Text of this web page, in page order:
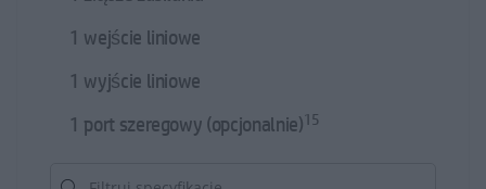
1 wejście liniowe
1 wyjście liniowe
1 port szeregowy (opcjonalnie)15